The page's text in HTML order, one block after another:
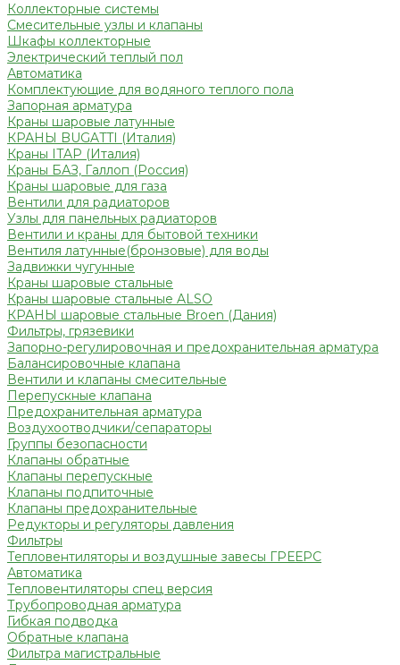
Коллекторные системы
Смесительные узлы и клапаны
Шкафы коллекторные
Электрический теплый пол
Автоматика
Комплектующие для водяного теплого пола
Запорная арматура
Краны шаровые латунные
КРАНЫ BUGATTI (Италия)
Краны ITAP (Италия)
Краны БАЗ, Галлоп (Россия)
Краны шаровые для газа
Вентили для радиаторов
Узлы для панельных радиаторов
Вентили и краны для бытовой техники
Вентиля латунные(бронзовые) для воды
Задвижки чугунные
Краны шаровые стальные
Краны шаровые стальные ALSO
КРАНЫ шаровые стальные Broen (Дания)
Фильтры, грязевики
Запорно-регулировочная и предохранительная арматура
Балансировочные клапана
Вентили и клапаны смесительные
Перепускные клапана
Предохранительная арматура
Воздухоотводчики/сепараторы
Группы безопасности
Клапаны обратные
Клапаны перепускные
Клапаны подпиточные
Клапаны предохранительные
Редукторы и регуляторы давления
Фильтры
Тепловентиляторы и воздушные завесы ГРЕЕРС
Автоматика
Тепловентиляторы спец версия
Трубопроводная арматура
Гибкая подводка
Обратные клапана
Фильтра магистральные